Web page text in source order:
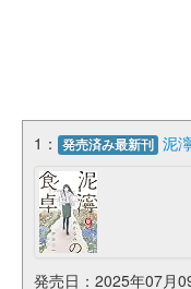
1： 発売済み最新刊 泥
発売日：2025年07月